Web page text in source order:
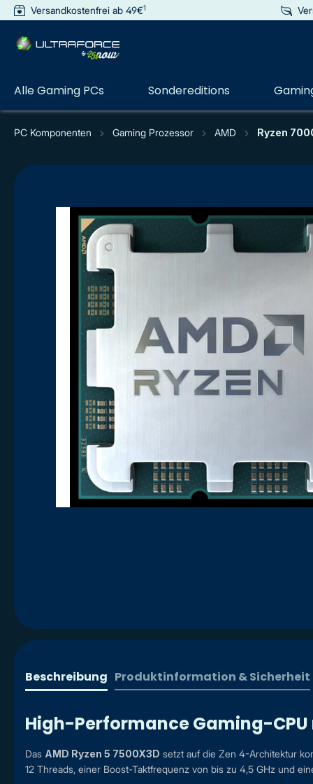
springen Zur Hauptnavigation springen
Versandkostenfrei ab 49€1
Alle Gaming PCs Sondereditions
PC Komponenten Gaming Prozessor AMD Ryzen
Beschreibung Produktinformation & Sicherheit
High-Performance Gaming-
Das AMD Ryzen 5 7500X3D setzt auf die Zen 4-Architektur
12 Threads, einer Boost-Taktfrequenz von bis zu 4,5 GHz und